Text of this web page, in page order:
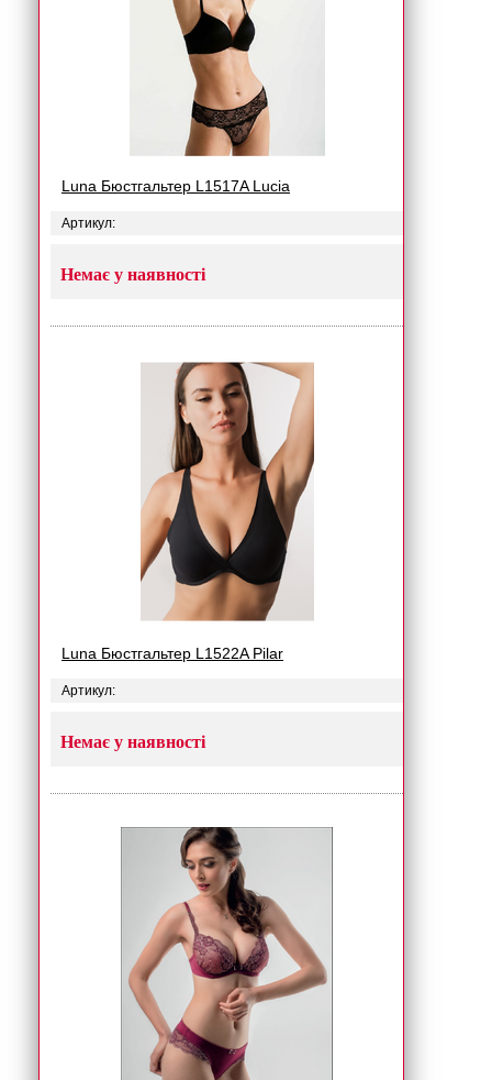
Luna Бюстгальтер L1517A Lucia
Артикул:
Немає у наявності
Luna Бюстгальтер L1522A Pilar
Артикул:
Немає у наявності